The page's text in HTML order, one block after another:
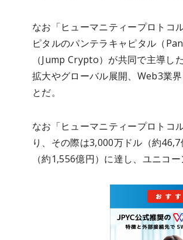
なお「ヒューマニティープロトコ
ピタルのパンテラキャピタル（
（Jump Crypto）が共同で主導し
拡大やグローバル展開、Web3業
とだ。
なお「ヒューマニティープロトコ
り、その際は3,000万ドル（約
（約1,556億円）に達し、ユニコ